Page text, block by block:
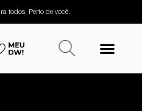
todos. Perto de você.